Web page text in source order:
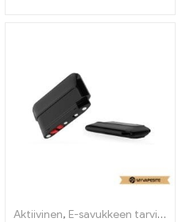
Aktiivinen, E-savukkeen tarvikkeet